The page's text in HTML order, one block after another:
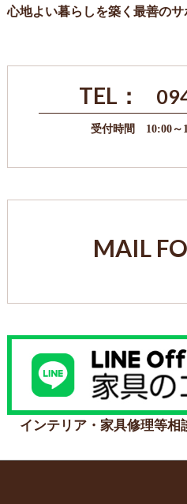
心地よい暮らしを築く最善のサ
TEL：
受付時間 10:00～
MAIL
インテリア・家具修理等相